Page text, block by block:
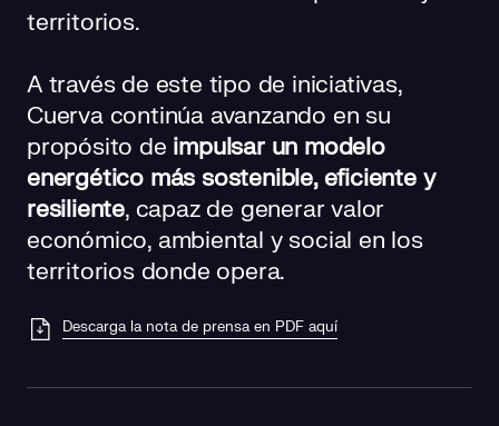
territorios.
A través de este tipo de iniciativas,
Cuerva continúa avanzando en su
propósito de impulsar un modelo
energético más sostenible, eficiente y
resiliente, capaz de generar valor
económico, ambiental y social en los
territorios donde opera.
Descarga la nota de prensa en PDF aquí